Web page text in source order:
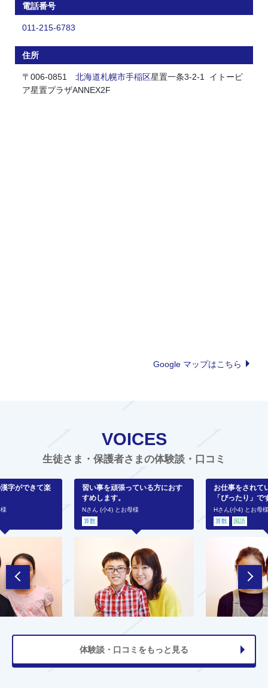
電話番号
011-215-6783
住所
〒006-0851 北海道札幌市手稲区星置一条3-2-1 イトーピ
ア星置プラザANNEX2F
Google マップはこちら
VOICES
生徒さま・保護者さまの体験談・口コミ
字ができて楽
習い事を頑張っている方におす
すめします。
Nさん (小4) とお母様
算数
お仕事をされて
「ぴったり」で
Hさん(小4) とお母
算数
国語
体験談・口コミをもっと見る